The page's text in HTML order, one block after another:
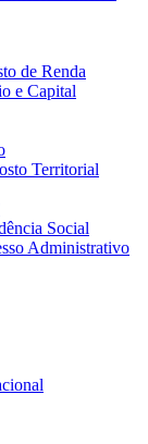
de Renda
e Capital
Territorial
Social
Administrativo